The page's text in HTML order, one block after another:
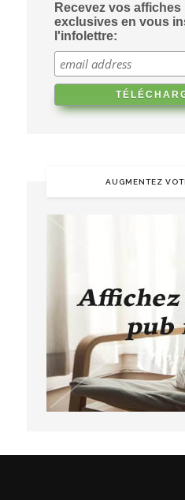
Recevez vos
exclusives en vous
l'infolettre:
AUGMENTEZ